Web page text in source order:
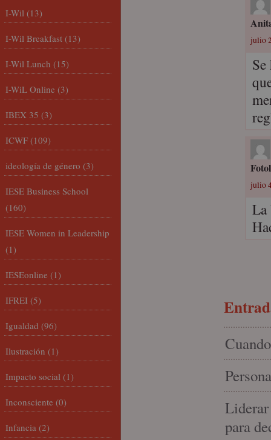
julio
julio
La
para
I-Wil (13)
I-Wil Breakfast (13)
I-Wil Lunch (15)
I-WiL Online (3)
IBEX 35 (3)
ICWF (109)
ideología de género (3)
IESE Business School
(160)
IESE Women in Leadership
(1)
IESEonline (1)
IFREI (5)
Igualdad (96)
Ilustración (1)
Impacto social (1)
Inconsciente (0)
Infancia (2)